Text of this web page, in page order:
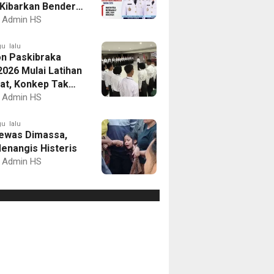
Bendera
dan Gelar
Admin HS
lalu
Paskibraka
Mulai Latihan
Konkep Tak
Admin HS
lalu
Dimassa,
Histeris
Admin HS